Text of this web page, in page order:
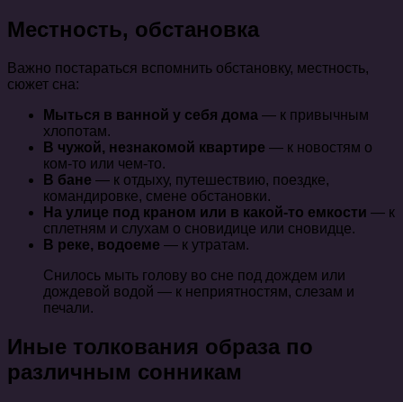
Местность, обстановка
Важно постараться вспомнить обстановку, местность,
сюжет сна:
Мыться в ванной у себя дома — к привычным
хлопотам.
В чужой, незнакомой квартире — к новостям о
ком-то или чем-то.
В бане — к отдыху, путешествию, поездке,
командировке, смене обстановки.
На улице под краном или в какой-то емкости — к
сплетням и слухам о сновидице или сновидце.
В реке, водоеме — к утратам.
Снилось мыть голову во сне под дождем или
дождевой водой — к неприятностям, слезам и
печали.
Иные толкования образа по
различным сонникам